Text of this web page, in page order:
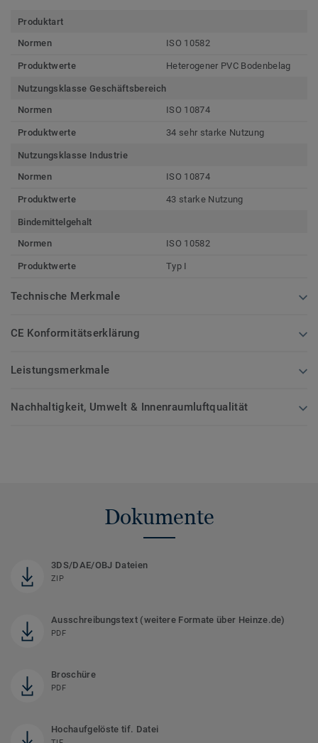
Produktart
Normen
ISO 10582
Produktwerte Heterogener PVC Bodenbelag
Nutzungsklasse Geschäftsbereich
Normen
ISO 10874
Produktwerte 34 sehr starke Nutzung
Nutzungsklasse Industrie
Normen
ISO 10874
Produktwerte 43 starke Nutzung
Bindemittelgehalt
Normen
ISO 10582
Produktwerte Typ I
Technische Merkmale
CE Konformitätserklärung
Leistungsmerkmale
Nachhaltigkeit, Umwelt & Innenraumluftqualität
Dokumente
3DS/DAE/OBJ Dateien
ZIP
Ausschreibungstext (weitere Formate über Heinze.de)
PDF
Broschüre
PDF
Hochaufgelöste tif. Datei